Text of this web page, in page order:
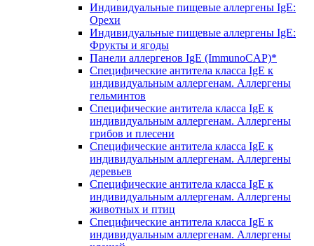
Индивидуальные пищевые аллергены IgE:
Орехи
Индивидуальные пищевые аллергены IgE:
Фрукты и ягоды
Панели аллергенов IgE (ImmunoCAP)*
Специфические антитела класса IgE к
индивидуальным аллергенам. Аллергены
гельминтов
Специфические антитела класса IgE к
индивидуальным аллергенам. Аллергены
грибов и плесени
Специфические антитела класса IgE к
индивидуальным аллергенам. Аллергены
деревьев
Специфические антитела класса IgE к
индивидуальным аллергенам. Аллергены
животных и птиц
Специфические антитела класса IgE к
индивидуальным аллергенам. Аллергены